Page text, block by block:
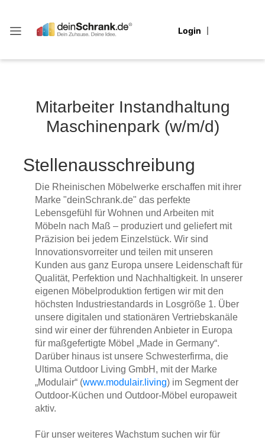
Login
Mitarbeiter Instandhaltung
Maschinenpark (w/m/d)
Stellenausschreibung
Die Rheinischen Möbelwerke erschaffen mit ihrer
Marke "deinSchrank.de" das perfekte
Lebensgefühl für Wohnen und Arbeiten mit
Möbeln nach Maß – produziert und geliefert mit
Präzision bei jedem Einzelstück. Wir sind
Innovationsvorreiter und teilen mit unseren
Kunden aus ganz Europa unsere Leidenschaft für
Qualität, Perfektion und Nachhaltigkeit. In unserer
eigenen Möbelproduktion fertigen wir mit den
höchsten Industriestandards in Losgröße 1. Über
unsere digitalen und stationären Vertriebskanäle
sind wir einer der führenden Anbieter in Europa
für maßgefertigte Möbel „Made in Germany“.
Darüber hinaus ist unsere Schwesterfirma, die
Ultima Outdoor Living GmbH, mit der Marke
„Modulair“ (www.modulair.living) im Segment der
Outdoor-Küchen und Outdoor-Möbel europaweit
aktiv.
Für unser weiteres Wachstum suchen wir für
Partner
Mediathek
Stellenangebote
Arbeitsvorbereitung
HR
Office
Produktion
Service-Partner
Verkauf
Initiativbewerbung
Vorteile & Benefits
Service-Partner
Für Bewerber
Für Medien
Kunden-Login